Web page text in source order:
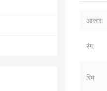
आकार:
रंग:
रिम: